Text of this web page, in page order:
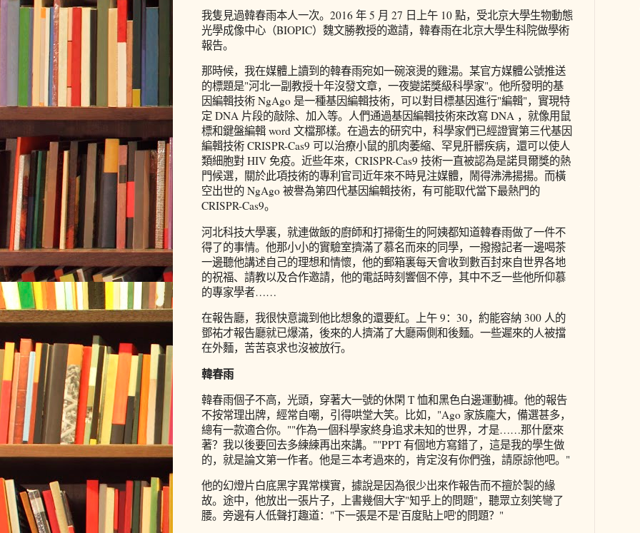
我隻見過韓春雨本人一次。2016 年 5 月 27 日上午 10 點，受北京大學生物動態
光學成像中心（BIOPIC）魏文勝教授的邀請，韓春雨在北京大學生科院做學術
報告。
那時候，我在媒體上讀到的韓春雨宛如一碗滾燙的雞湯。某官方媒體公號推送
的標題是"河北一副教授十年沒發文章，一夜變諾獎級科學家"。他所發明的基
因編輯技術 NgAgo 是一種基因編輯技術，可以對目標基因進行"編輯"，實現特
定 DNA 片段的敲除、加入等。人們通過基因編輯技術來改寫 DNA ，就像用鼠
標和鍵盤編輯 word 文檔那樣。在過去的研究中，科學家們已經證實第三代基因
編輯技術 CRISPR-Cas9 可以治療小鼠的肌肉萎縮、罕見肝髒疾病，還可以使人
類細胞對 HIV 免疫。近些年來，CRISPR-Cas9 技術一直被認為是諾貝爾獎的熱
門候選，關於此項技術的專利官司近年來不時見注媒體，鬧得沸沸揚揚。而橫
空出世的 NgAgo 被譽為第四代基因編輯技術，有可能取代當下最熱門的
CRISPR-Cas9。
河北科技大學裏，就連做飯的廚師和打掃衛生的阿姨都知道韓春雨做了一件不
得了的事情。他那小小的實驗室擠滿了慕名而來的同學，一撥撥記者一邊喝茶
一邊聽他講述自己的理想和情懷，他的郵箱裏每天會收到數百封來自世界各地
的祝福、請教以及合作邀請，他的電話時刻響個不停，其中不乏一些他所仰慕
的專家學者……
在報告廳，我很快意識到他比想象的還要紅。上午 9：30，約能容納 300 人的
鄧祐才報告廳就已爆滿，後來的人擠滿了大廳兩側和後麵。一些遲來的人被擋
在外麵，苦苦哀求也沒被放行。
韓春雨
韓春雨個子不高，光頭，穿著大一號的休閑 T 恤和黑色白邊運動褲。他的報告
不按常理出牌，經常自嘲，引得哄堂大笑。比如，"Ago 家族龐大，備選甚多，
總有一款適合你。""作為一個科學家終身追求未知的世界，才是……那什麼來
著？我以後要回去多練練再出來講。""PPT 有個地方寫錯了，這是我的學生做
的，就是論文第一作者。他是三本考過來的，肯定沒有你們強，請原諒他吧。"
他的幻燈片白底黑字異常樸實，據說是因為很少出來作報告而不擅於製的緣
故。途中，他放出一張片子，上書幾個大字"知乎上的問題"，聽眾立刻笑彎了
腰。旁邊有人低聲打趣道："下一張是不是'百度貼上吧'的問題？"